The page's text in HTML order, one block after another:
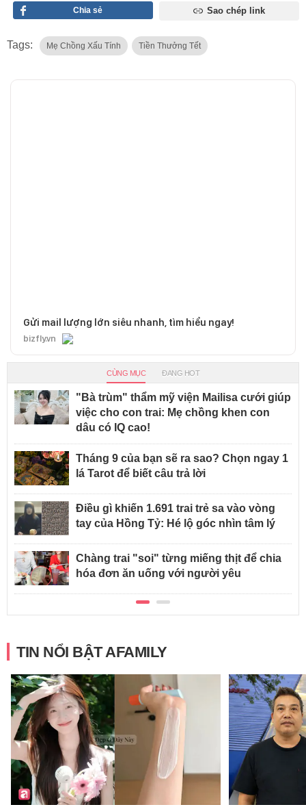
Chia sẻ Sao chép link
Tags: Mẹ Chồng Xấu Tính Tiền Thưởng Tết
Gửi mail lượng lớn siêu nhanh, tìm hiểu ngay!
bizfly.vn
CÙNG MỤC ĐANG HOT
"Bà trùm" thẩm mỹ viện Mailisa cưới giúp
việc cho con trai: Mẹ chồng khen con
dâu có IQ cao!
Tháng 9 của bạn sẽ ra sao? Chọn ngay 1
lá Tarot để biết câu trả lời
Điều gì khiến 1.691 trai trẻ sa vào vòng
tay của Hồng Tỷ: Hé lộ góc nhìn tâm lý
Chàng trai "soi" từng miếng thịt để chia
hóa đơn ăn uống với người yêu
TIN NỔI BẬT AFAMILY